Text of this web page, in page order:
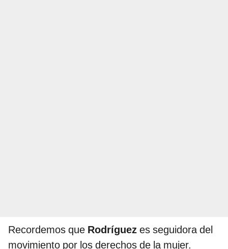
Recordemos que Rodríguez es seguidora del
movimiento por los derechos de la mujer.